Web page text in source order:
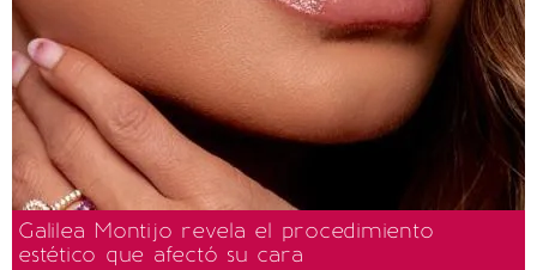
Galilea Montijo revela el procedimiento
estético que afectó su cara